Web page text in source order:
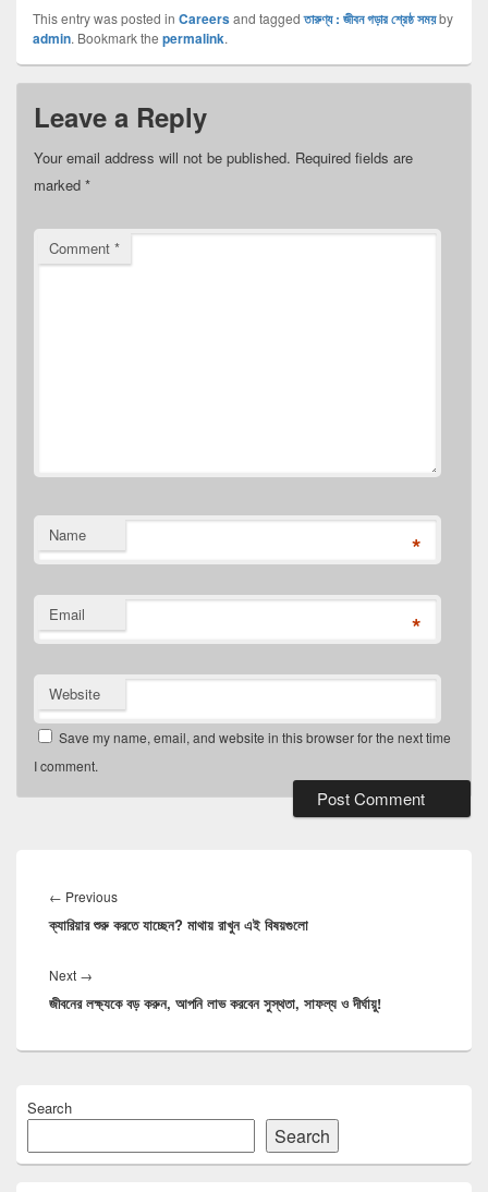
This entry was posted in Careersand taggedতারুণ্য : জীবন গড়ার শ্রেষ্ঠ সময়by
admin. Bookmark the permalink.
Leave a Reply
Your email address will not be published. Required fields are
marked *
Comment *
Name *
Email *
Website
Save my name, email, and website in this browser for the next time
I comment.
navigation
← PreviousPrevious
post:
ক্যারিয়ার শুরু করতে যাচ্ছেন? মাথায় রাখুন এই বিষয়গুলো
Next →
post:
জীবনের লক্ষ্যকে বড় করুন, আপনি লাভ করবেন সুস্থতা, সাফল্য ও দীর্ঘায়ু!
Sidebar
Area
Search
Search